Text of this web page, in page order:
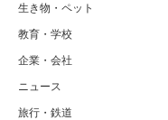
生き物・ペット
教育・学校
企業・会社
ニュース
旅行・鉄道